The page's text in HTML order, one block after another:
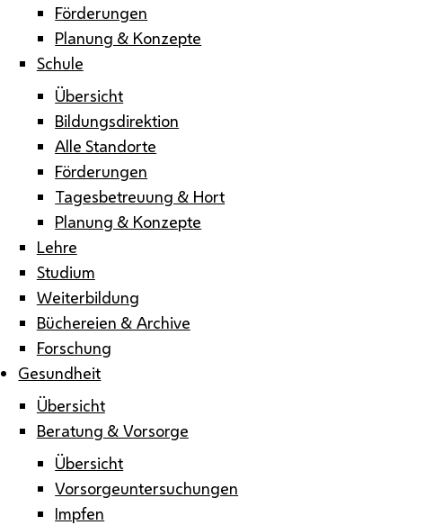
Förderungen
Planung & Konzepte
Schule
Übersicht
Bildungsdirektion
Alle Standorte
Förderungen
Tagesbetreuung & Hort
Planung & Konzepte
Lehre
Studium
Weiterbildung
Büchereien & Archive
Forschung
Gesundheit
Übersicht
Beratung & Vorsorge
Übersicht
Vorsorgeuntersuchungen
Impfen